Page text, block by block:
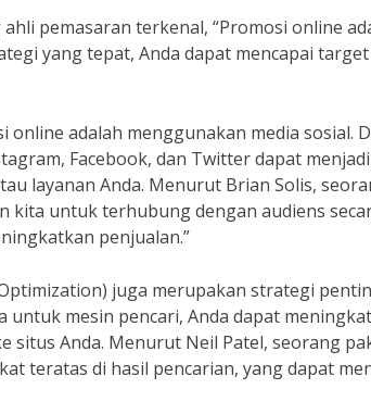
pemasaran terkenal, “Promosi online
yang tepat, Anda dapat mencapai
adalah menggunakan media sosial.
Facebook, dan Twitter dapat
layanan Anda. Menurut Brian Solis,
kita untuk terhubung dengan audiens
penjualan.”
Optimization) juga merupakan strategi
untuk mesin pencari, Anda dapat
Anda. Menurut Neil Patel, seorang
teratas di hasil pencarian, yang dapat